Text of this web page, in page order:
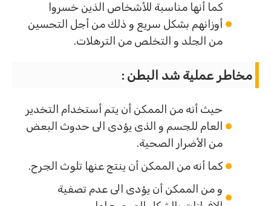
كما أنها مناسبة للأشخاص الذين خسروا
أوزانهم بشكل سريع و ذلك من أجل التحسين
من الجلد و التخلص من الترهلات.
مخاطر عملية شد البطن :
حيث أنه من الممكن أن يتم أستخدام التخدير
العام للجسم و الذى يؤدى الى حدوث البعض
من الأضرار الصحية.
كما أنه من الممكن أن ينتج عنها تلوث الجرح.
و من الممكن أن يؤدى الى عدم تصفية